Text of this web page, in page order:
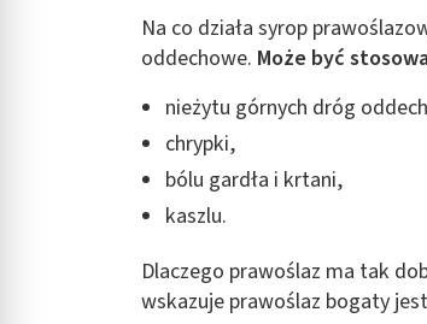
Na co działa syrop
oddechowe. Może być
nieżytu górnych dróg
chrypki,
bólu gardła i krtani,
kaszlu.
Dlaczego prawoślaz ma tak
wskazuje prawoślaz bogaty